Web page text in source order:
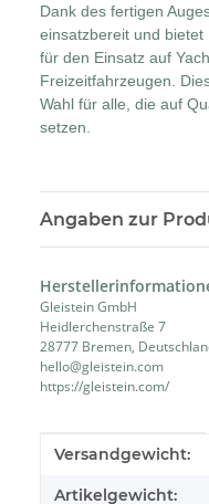
Dank des fertigen
einsatzbereit und
für den Einsatz auf
Freizeitfahrzeugen.
Wahl für alle, die auf
setzen.
Angaben zur
Gleistein GmbH
Heidlerchenstraße 7
28777 Bremen,
hello@gleistein.com
https://gleistein.com/
Produkteigenschaft
Wert
Versandgewicht:
Artikelgewicht: